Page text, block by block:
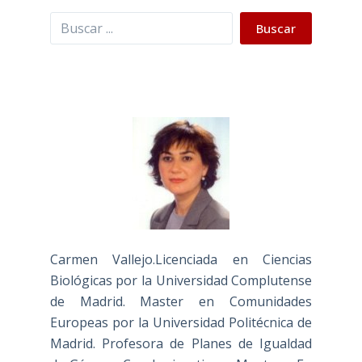
Buscar Buscar
Carmen Vallejo.Licenciada en Ciencias
Biológicas por la Universidad Complutense
de Madrid. Master en Comunidades
Europeas por la Universidad Politécnica de
Madrid. Profesora de Planes de Igualdad